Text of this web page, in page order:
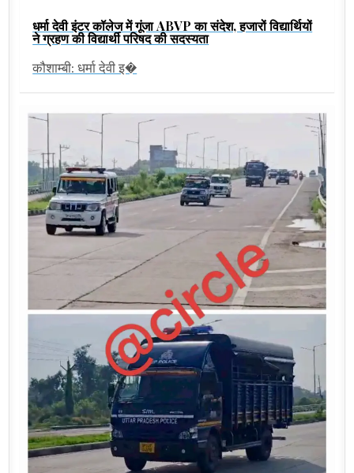
धर्मा देवी इंटर कॉलेज में गूंजा ABVP का संदेश, हजारों विद्यार्थियों
ने ग्रहण की विद्यार्थी परिषद की सदस्यता
कौशाम्बी: धर्मा देवी इ�